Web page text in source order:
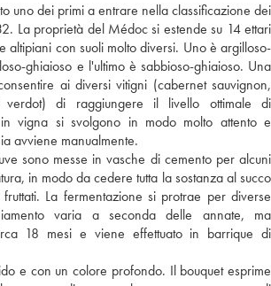
uno dei primi a entrare nella classificazione dei
La proprietà del Médoc si estende su 14 ettari
altipiani con suoli molto diversi. Uno è argilloso-
ghiaioso e l'ultimo è sabbioso-ghiaioso. Una
ai diversi vitigni (cabernet sauvignon,
verdot) di raggiungere il livello ottimale di
vigna si svolgono in modo molto attento e
avviene manualmente.
sono messe in vasche di cemento per alcuni
in modo da cedere tutta la sostanza al succo
La fermentazione si protrae per diverse
varia a seconda delle annate, ma
18 mesi e viene effettuato in barrique di
e con un colore profondo. Il bouquet esprime